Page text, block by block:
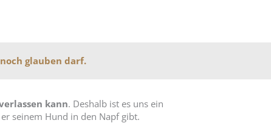
glauben darf.
kann. Deshalb ist es uns ein
seinem Hund in den Napf gibt.